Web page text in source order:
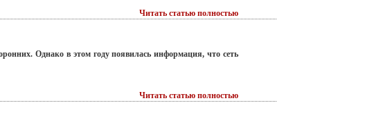
Читать статью полностью
Однако в этом году появилась информация, что сеть
Читать статью полностью